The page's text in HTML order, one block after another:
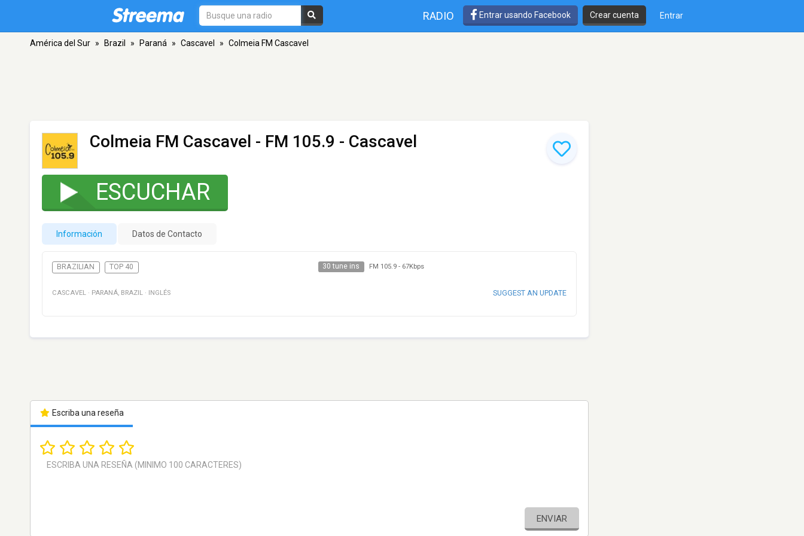
RADIO Entrar usando Facebook Crear cuenta Entrar
América del Sur » Brazil » Paraná » Cascavel » Colmeia FM Cascavel
Colmeia FM Cascavel - FM 105.9 - Cascavel
ESCUCHAR
Información Datos de Contacto
BRAZILIAN TOP 40 30 tune ins FM 105.9- 67Kbps
CASCAVEL · PARANÁ, BRAZIL · INGLÉS SUGGEST AN UPDATE
Escriba una reseña
ENVIAR